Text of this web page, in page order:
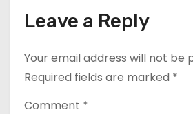
o
Leave a Reply
Your email address will not be
Required fields are marked *
Comment *